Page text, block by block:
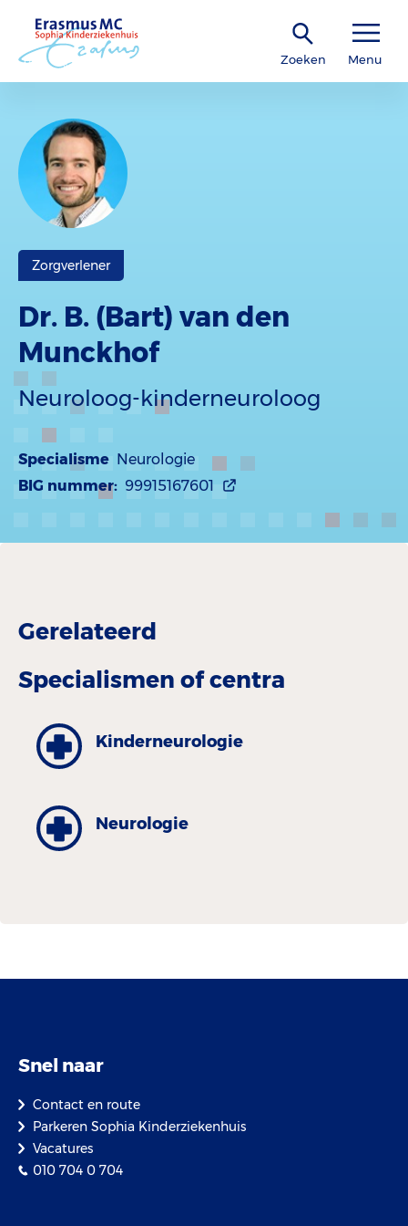
Zoeken Menu
Zorgverlener
Dr. B. (Bart) van den
Munckhof
Neuroloog-kinderneuroloog
Specialisme Neurologie
BIG nummer: 99915167601
Gerelateerd
Specialismen of centra
Kinderneurologie
Neurologie
Snel naar
Contact en route
Parkeren Sophia Kinderziekenhuis
Vacatures
010 704 0 704